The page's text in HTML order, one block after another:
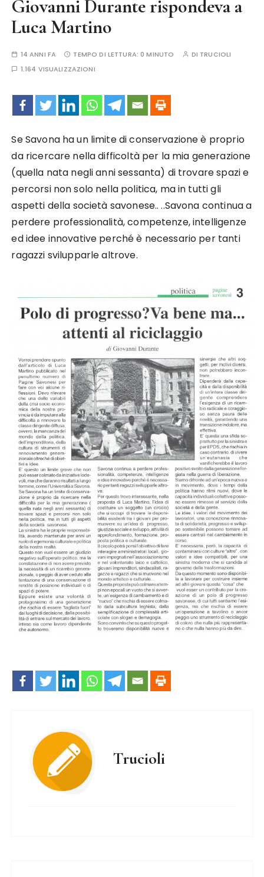
Giovanni Durante rispondeva a
Luca Martino
14 ANNI FA TEMPO DI LETTURA: 0 MINUTO DI TRUCIOLI
1.164 VISUALIZZAZIONI
Se Savona ha un limite di conservazione è proprio
da ricercare nella difficoltà per la mia generazione
(quella nata negli anni sessanta) di trovare spazi e
percorsi non solo nella politica, ma in tutti gli
aspetti della società savonese.. ..Savona continua a
perdere professionalità, competenze, intelligenze
ed idee innovative perché è necessario per tanti
ragazzi svilupparle altrove.
Trucioli